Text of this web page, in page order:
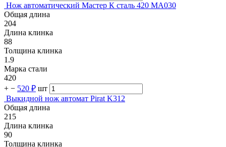
Нож автоматический Мастер К сталь 420 MA030
Общая длина
204
Длина клинка
88
Толщина клинка
1.9
Марка стали
420
+ − 520 ₽ шт
Выкидной нож автомат Pirat K312
Общая длина
215
Длина клинка
90
Толщина клинка